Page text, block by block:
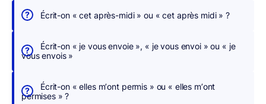
v
e
s
s
Écrit-on « cet après-midi » ou « cet après midi » ?
Écrit-on « je vous envoie », « je vous envoi » ou « je
vous envois »
Écrit-on « elles m’ont permis » ou « elles m’ont
permises » ?